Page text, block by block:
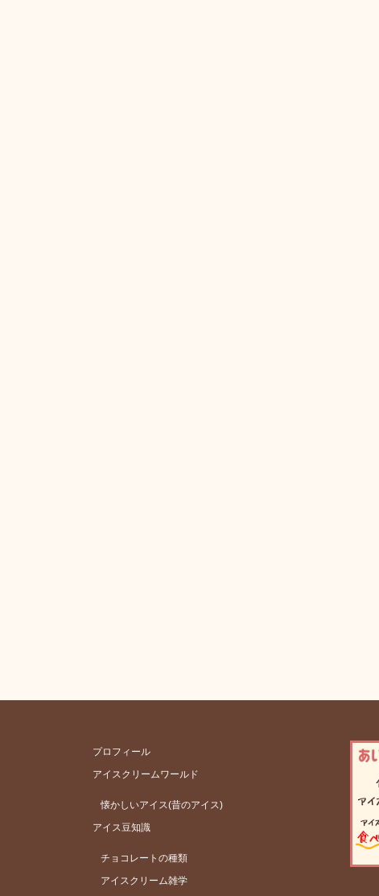
プロフィール
アイスクリームワールド
懐かしいアイス(昔のアイス)
アイス豆知識
チョコレートの種類
アイスクリーム雑学